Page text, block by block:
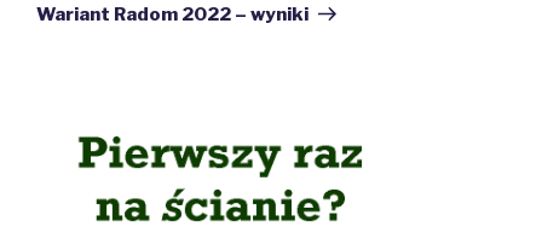
wpis
Wariant Radom 2022 – wyniki